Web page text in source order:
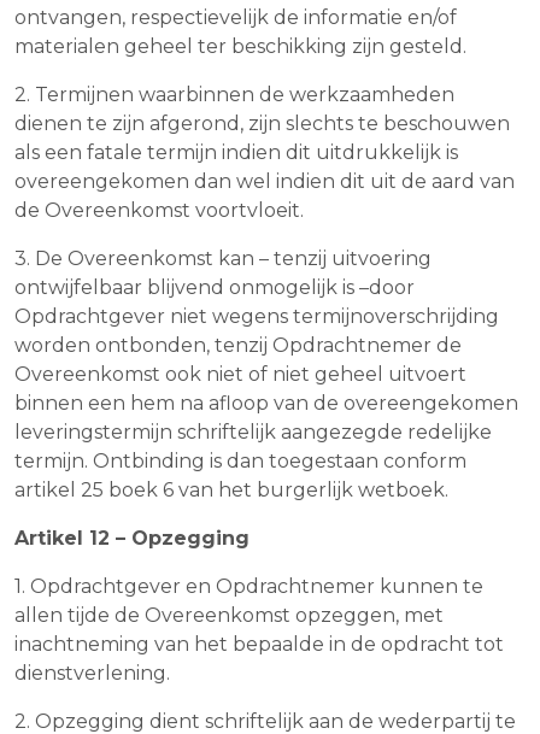
ontvangen, respectievelijk de informatie en/of
materialen geheel ter beschikking zijn gesteld.
2. Termijnen waarbinnen de werkzaamheden
dienen te zijn afgerond, zijn slechts te beschouwen
als een fatale termijn indien dit uitdrukkelijk is
overeengekomen dan wel indien dit uit de aard van
de Overeenkomst voortvloeit.
3. De Overeenkomst kan – tenzij uitvoering
ontwijfelbaar blijvend onmogelijk is –door
Opdrachtgever niet wegens termijnoverschrijding
worden ontbonden, tenzij Opdrachtnemer de
Overeenkomst ook niet of niet geheel uitvoert
binnen een hem na afloop van de overeengekomen
leveringstermijn schriftelijk aangezegde redelijke
termijn. Ontbinding is dan toegestaan conform
artikel 25 boek 6 van het burgerlijk wetboek.
Artikel 12 – Opzegging
1. Opdrachtgever en Opdrachtnemer kunnen te
allen tijde de Overeenkomst opzeggen, met
inachtneming van het bepaalde in de opdracht tot
dienstverlening.
2. Opzegging dient schriftelijk aan de wederpartij te